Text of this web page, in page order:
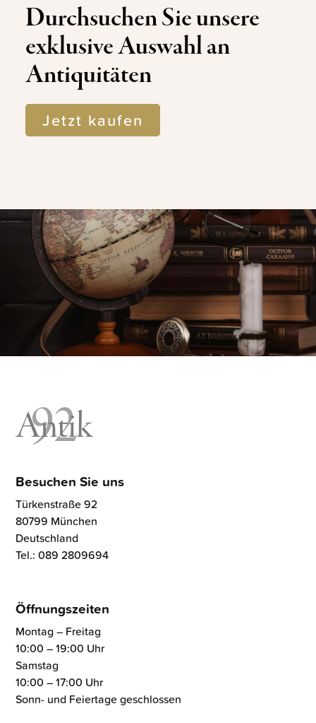
Durchsuchen Sie unsere
exklusive Auswahl an
Antiquitäten
Jetzt kaufen
Besuchen Sie uns
Türkenstraße 92
80799 München
Deutschland
Tel.: 089 2809694
Öffnungszeiten
Montag – Freitag
10:00 – 19:00 Uhr
Samstag
10:00 – 17:00 Uhr
Sonn- und Feiertage geschlossen